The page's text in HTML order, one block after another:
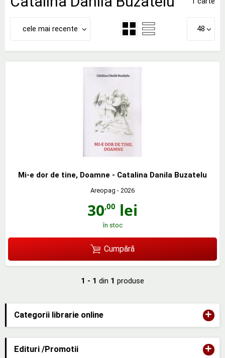
Categorii librarie online +
Edituri /Promotii +
cele mai recente 48
Mi-e dor de tine, Doamne - Catalina Danila Buzatelu
Areopag - 2026
30,00 lei
în stoc
Cumpără
1 - 1 din 1 produse